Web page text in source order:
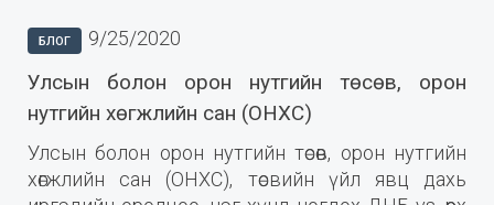
БЛОГ 9/25/2020
Улсын болон орон нутгийн төсөв, орон
нутгийн хөгжлийн сан (ОНХС)
Улсын болон орон нутгийн төсөв, орон нутгийн
хөгжлийн сан (ОНХС), төсвийн үйл явц дахь